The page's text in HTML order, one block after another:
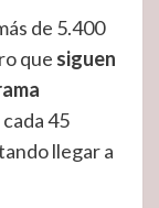
de 5.400
que siguen
45
llegar a